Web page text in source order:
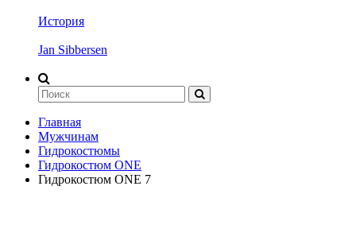
История
Jan Sibbersen
Главная
Мужчинам
Гидрокостюмы
Гидрокостюм ONE
Гидрокостюм ONE 7